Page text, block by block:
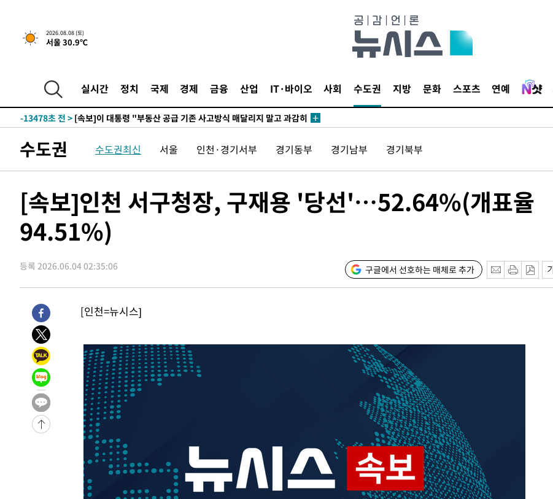
2026.08.08 (토)
서울 30.9℃
실시간 정치 국제 경제 금융 산업 IT·바이오 사회 수도권 지방 문화 스포츠 연예
2시간 전 >[속보]규제합리화위원회 부위원장에 김태유 서울대 공대 교수…이병태
후임
-21028초 전 >이강인, 폭염 속 AT마드리드 첫 훈련…80명 식사 대접까지(종합)
하향수정 (2보)
-17615초 전 >
[속보] 미 사업체, 일자리 7월에 2.3만 개 줄어…실업률은 4.1%로
-13478초 전 >
실천"
-12563초 전 > 이란, "오만과 '중앙 단일 루트' 합의…북쪽 인바운드·남쪽 아웃바
-4095초 전 > [속보]이 대통령, '호우피해' 안동·의성 관할 4개 면 특별재난지역 선
-4058초 전 >[단독]중수청 지원 검사들, 정원 초과 시 낮은 계급 임용…희망지 못
-335초 전 >SK하이닉스, 용인·청주 팹에 54조 투자…"AI 메모리 수요 선제 대
응"
46분 전 > 여자배구 이재영·이다영 자매, 아제르바이잔 투란VC 입단
59분 전 >외국인 심판 성 접대 7경기 들여다보니…한국 축구 '5승 2무'
1시간 전 >[속보]코스피, 6200선 약보합…0.60% 내린 6258.77에 마쳐
1시간 전 >[속보]원·달러 환율, 7.7원 내린 1416.1원 마감
1시간 전 >
[속보] 노원서 40.1도 관측…서울, 2018년 이후 첫 40도
1시간 전 >
2시간 전 >
외신들도 주목한 韓축구 파문…"국민적 공분에 수사 재개"
2시간 전 >
11시간 압수수색에 성접대 파문까지…'쑥대밭' 된 축구협회
2시간 전 >
[속보]규제합리화위원회 부위원장에 김태유 서울대 공대 교수…이병태
-21028초 전 >
이강인, 폭염 속 AT마드리드 첫 훈련…80명 식사 대접까지(종합)
-18167초 전 >
미 사업체 일자리, 7월에 2.3만개 순감하고 그 전 2개월 10.3만개
하향수정 (2보)
-17615초 전 >
[속보] 미 사업체, 일자리 7월에 2.3만 개 줄어…실업률은 4.1%로
[속보]이 대통령 "부동산 공급 기존 사고방식 매달리지 말고 과감히
이란, "오만과 '중앙 단일 루트' 합의…북쪽 인바운드·남쪽 아웃바
"낮 기온 소폭 하락"…수도권 폭염중대경보, 폭염경보로 하향
[속보]이 대통령, '호우피해' 안동·의성 관할 4개 면 특별재난지역 선
수도권 수도권최신 서울 인천·경기서부 경기동부 경기남부 경기북부
[속보]인천 서구청장, 구재용 '당선'…52.64%(개표율
94.51%)
등록 2026.06.04 02:35:06 구글에서 선호하는 매체로 추가
[인천=뉴시스]